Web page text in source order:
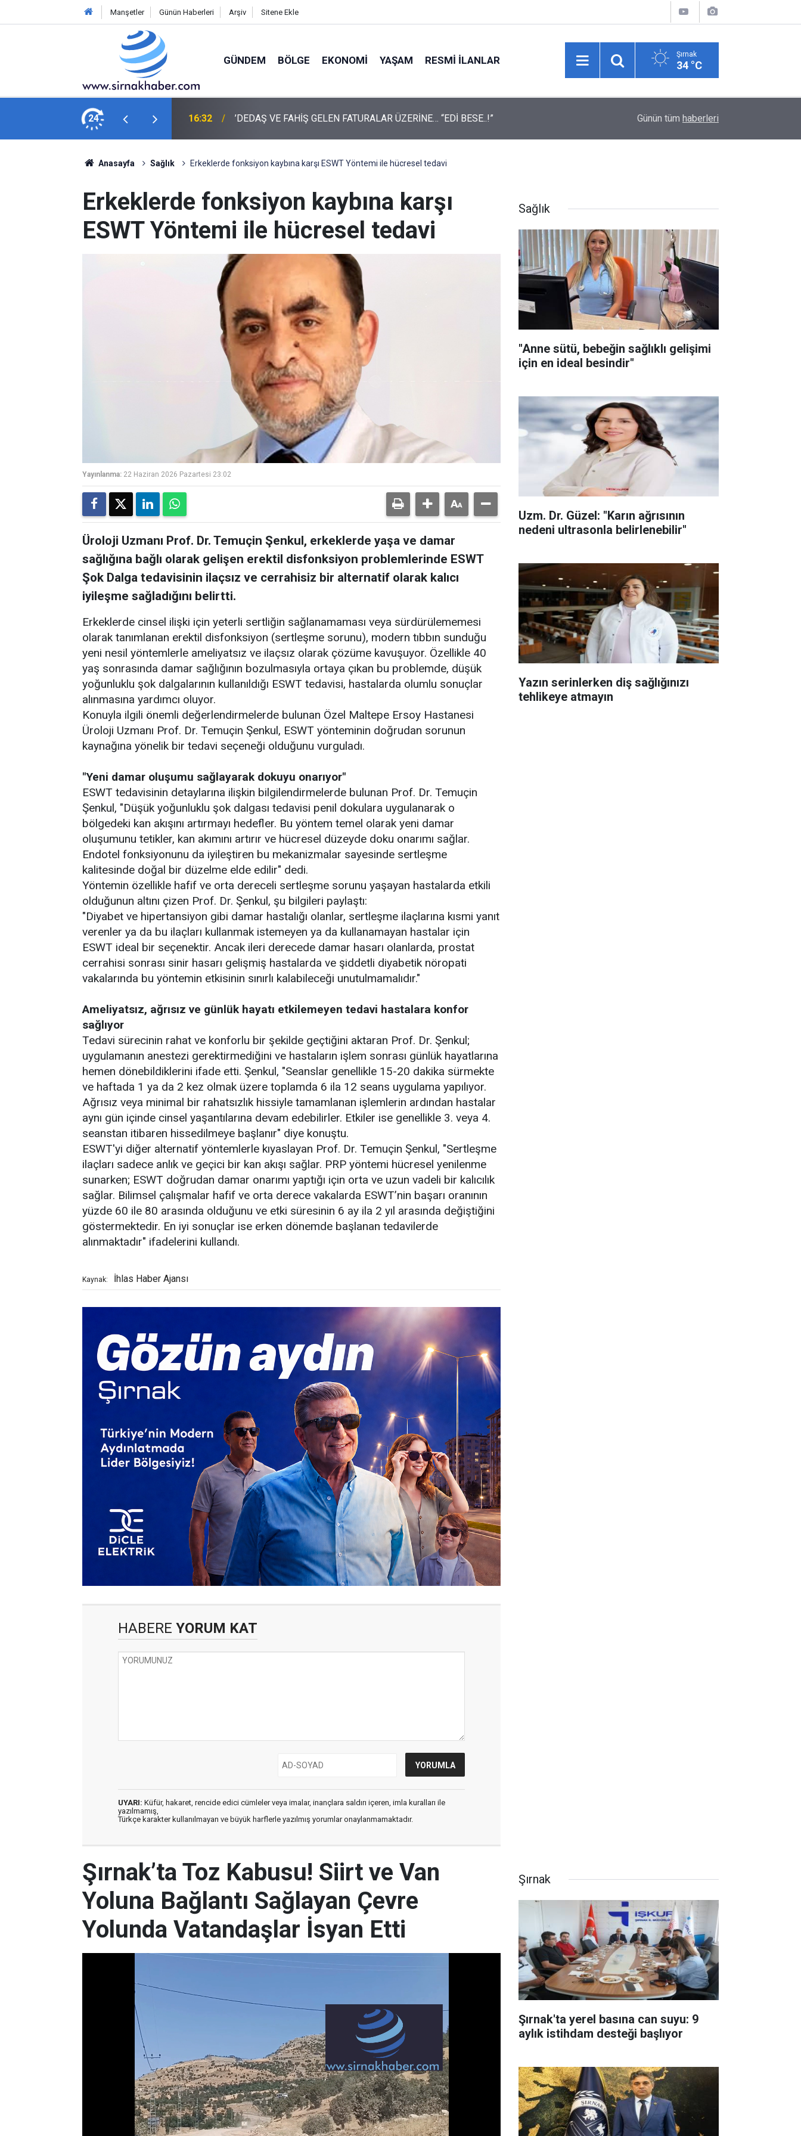
Manşetler Günün Haberleri Arşiv Sitene Ekle
GÜNDEM BÖLGE EKONOMI YAŞAM RESMI İLANLAR Şırnak
34 °C
24
ÜZERİNE… “EDİ BESE..!” 16:27 Küllüce Mezrası Halkı Şırnak’ta Tek Çatı Altında Birleşiyor Vali Ekici Başkan Mir’i Ziyaret Etti: Samimi
Günün tüm haberleri
Anasayfa Sağlık Erkeklerde fonksiyon kaybına karşı ESWT Yöntemi ile hücresel tedavi
Erkeklerde fonksiyon kaybına karşı
ESWT Yöntemi ile hücresel tedavi
Yayınlanma: 22 Haziran 2026 Pazartesi 23:02
Üroloji Uzmanı Prof. Dr. Temuçin Şenkul, erkeklerde yaşa ve damar
sağlığına bağlı olarak gelişen erektil disfonksiyon problemlerinde ESWT
Şok Dalga tedavisinin ilaçsız ve cerrahisiz bir alternatif olarak kalıcı
iyileşme sağladığını belirtti.
Erkeklerde cinsel ilişki için yeterli sertliğin sağlanamaması veya sürdürülememesi
olarak tanımlanan erektil disfonksiyon (sertleşme sorunu), modern tıbbın sunduğu
yeni nesil yöntemlerle ameliyatsız ve ilaçsız olarak çözüme kavuşuyor. Özellikle 40
yaş sonrasında damar sağlığının bozulmasıyla ortaya çıkan bu problemde, düşük
yoğunluklu şok dalgalarının kullanıldığı ESWT tedavisi, hastalarda olumlu sonuçlar
alınmasına yardımcı oluyor.
Konuyla ilgili önemli değerlendirmelerde bulunan Özel Maltepe Ersoy Hastanesi
Üroloji Uzmanı Prof. Dr. Temuçin Şenkul, ESWT yönteminin doğrudan sorunun
kaynağına yönelik bir tedavi seçeneği olduğunu vurguladı.
"Yeni damar oluşumu sağlayarak dokuyu onarıyor"
ESWT tedavisinin detaylarına ilişkin bilgilendirmelerde bulunan Prof. Dr. Temuçin
Şenkul, "Düşük yoğunluklu şok dalgası tedavisi penil dokulara uygulanarak o
bölgedeki kan akışını artırmayı hedefler. Bu yöntem temel olarak yeni damar
oluşumunu tetikler, kan akımını artırır ve hücresel düzeyde doku onarımı sağlar.
Endotel fonksiyonunu da iyileştiren bu mekanizmalar sayesinde sertleşme
kalitesinde doğal bir düzelme elde edilir" dedi.
Yöntemin özellikle hafif ve orta dereceli sertleşme sorunu yaşayan hastalarda etkili
olduğunun altını çizen Prof. Dr. Şenkul, şu bilgileri paylaştı:
"Diyabet ve hipertansiyon gibi damar hastalığı olanlar, sertleşme ilaçlarına kısmi yanıt
verenler ya da bu ilaçları kullanmak istemeyen ya da kullanamayan hastalar için
ESWT ideal bir seçenektir. Ancak ileri derecede damar hasarı olanlarda, prostat
cerrahisi sonrası sinir hasarı gelişmiş hastalarda ve şiddetli diyabetik nöropati
vakalarında bu yöntemin etkisinin sınırlı kalabileceği unutulmamalıdır."
Ameliyatsız, ağrısız ve günlük hayatı etkilemeyen tedavi hastalara konfor
sağlıyor
Tedavi sürecinin rahat ve konforlu bir şekilde geçtiğini aktaran Prof. Dr. Şenkul;
uygulamanın anestezi gerektirmediğini ve hastaların işlem sonrası günlük hayatlarına
hemen dönebildiklerini ifade etti. Şenkul, "Seanslar genellikle 15-20 dakika sürmekte
ve haftada 1 ya da 2 kez olmak üzere toplamda 6 ila 12 seans uygulama yapılıyor.
Ağrısız veya minimal bir rahatsızlık hissiyle tamamlanan işlemlerin ardından hastalar
aynı gün içinde cinsel yaşantılarına devam edebilirler. Etkiler ise genellikle 3. veya 4.
seanstan itibaren hissedilmeye başlanır" diye konuştu.
ESWT'yi diğer alternatif yöntemlerle kıyaslayan Prof. Dr. Temuçin Şenkul, "Sertleşme
ilaçları sadece anlık ve geçici bir kan akışı sağlar. PRP yöntemi hücresel yenilenme
sunarken; ESWT doğrudan damar onarımı yaptığı için orta ve uzun vadeli bir kalıcılık
sağlar. Bilimsel çalışmalar hafif ve orta derece vakalarda ESWT’nin başarı oranının
yüzde 60 ile 80 arasında olduğunu ve etki süresinin 6 ay ila 2 yıl arasında değiştiğini
göstermektedir. En iyi sonuçlar ise erken dönemde başlanan tedavilerde
alınmaktadır" ifadelerini kullandı.
Kaynak: İhlas Haber Ajansı
HABERE YORUM KAT
UYARI: Küfür, hakaret, rencide edici cümleler veya imalar, inançlara saldırı içeren, imla kuralları ile
yazılmamış,
Türkçe karakter kullanılmayan ve büyük harflerle yazılmış yorumlar onaylanmamaktadır.
Sağlık
"Anne sütü, bebeğin sağlıklı gelişimi
için en ideal besindir"
Uzm. Dr. Güzel: "Karın ağrısının
nedeni ultrasonla belirlenebilir"
Yazın serinlerken diş sağlığınızı
tehlikeye atmayın
Şırnak’ta Toz Kabusu! Siirt ve Van
Yoluna Bağlantı Sağlayan Çevre
Yolunda Vatandaşlar İsyan Etti
Şırnak
Şırnak'ta yerel basına can suyu: 9
aylık istihdam desteği başlıyor